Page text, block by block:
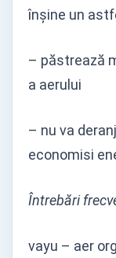
înșine un
– păstrează
a aerului
– nu va
economisi
Întrebări
vayu – aer